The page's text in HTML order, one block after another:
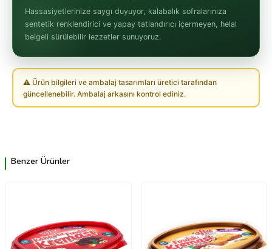
Hassasiyetlerinize saygı duyuyor, kalabalık sofralarınıza
sentetik renklendirici ve yapay tatlandırıcı içermeyen, helal
belgeli sürülebilir lezzetler sunuyoruz.
⚠ Ürün bilgileri ve ambalaj tasarımları üretici tarafından
güncellenebilir. Ambalaj arkasını kontrol ediniz.
Benzer Ürünler